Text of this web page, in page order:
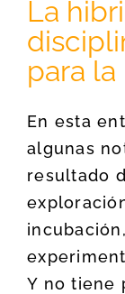
La
para
En esta
algunas
resultado
Y no tiene